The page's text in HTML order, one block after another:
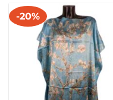
-20%